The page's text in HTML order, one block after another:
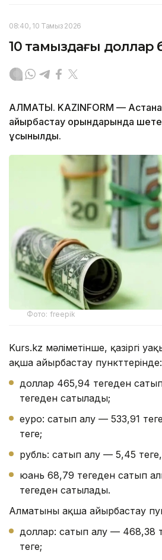
08:40, 10 Тамыз 2026
10 тамыздағы доллар
АЛМАТЫ. KAZINFORM —
айырбастау орындарында
ұсынылды.
Фото: freepik
Kurs.kz мәліметінше, қазіргі
ақша айырбастау пункттерінде:
доллар 465,94 теңгеден
теңгеден сатылады;
еуро: сатып алу — 533,91
теңге;
рубль: сатып алу — 5,45
юань 68,79 теңгеден сатып
теңгеден сатылады.
Алматының ақша айырбастау
доллар: сатып алу — 468,38
теңге;